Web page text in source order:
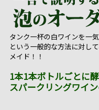
タンク一杯の白ワインを一
という一般的な方法に対し
メイド！！
1本1本ボトルごとに
スパークリングワイ